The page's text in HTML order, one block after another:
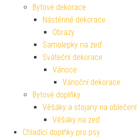
Bytové dekorace
Nástěnné dekorace
Obrazy
Samolepky na zeď
Sváteční dekorace
Vánoce
Vánoční dekorace
Bytové doplňky
Věšáky a stojany na oblečení
Věšáky na zeď
Chladící doplňky pro psy